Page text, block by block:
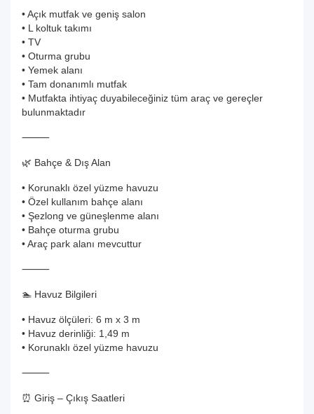
• Açık mutfak ve geniş salon
• L koltuk takımı
• TV
• Oturma grubu
• Yemek alanı
• Tam donanımlı mutfak
• Mutfakta ihtiyaç duyabileceğiniz tüm araç ve gereçler
bulunmaktadır
⸻
🌿 Bahçe & Dış Alan
• Korunaklı özel yüzme havuzu
• Özel kullanım bahçe alanı
• Şezlong ve güneşlenme alanı
• Bahçe oturma grubu
• Araç park alanı mevcuttur
⸻
🏊 Havuz Bilgileri
• Havuz ölçüleri: 6 m x 3 m
• Havuz derinliği: 1,49 m
• Korunaklı özel yüzme havuzu
⸻
⏰ Giriş – Çıkış Saatleri